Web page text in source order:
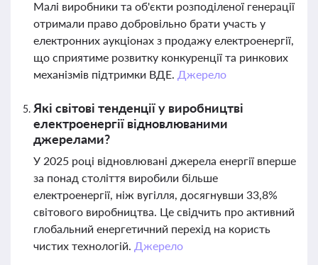
Малі виробники та об'єкти розподіленої генерації
отримали право добровільно брати участь у
електронних аукціонах з продажу електроенергії,
що сприятиме розвитку конкуренції та ринкових
механізмів підтримки ВДЕ. Джерело
Які світові тенденції у виробництві
електроенергії відновлюваними
джерелами?
У 2025 році відновлювані джерела енергії вперше
за понад століття виробили більше
електроенергії, ніж вугілля, досягнувши 33,8%
світового виробництва. Це свідчить про активний
глобальний енергетичний перехід на користь
чистих технологій. Джерело